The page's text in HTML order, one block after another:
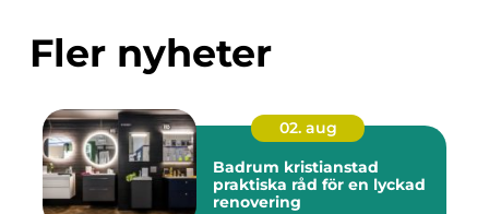
Fler nyheter
02. aug
Badrum kristianstad
praktiska råd för en lyckad
renovering